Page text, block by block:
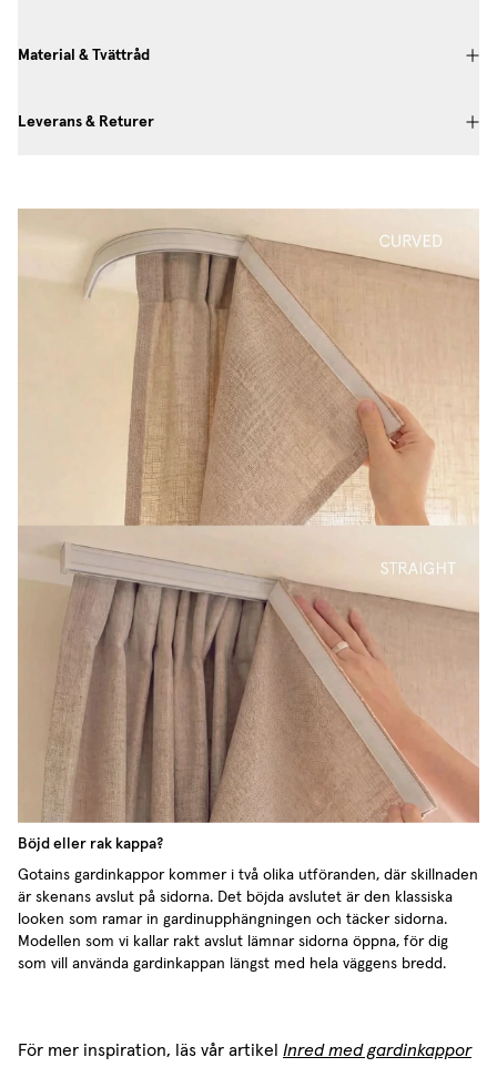
Material & Tvättråd
Leverans & Returer
Böjd eller rak kappa?
Gotains gardinkappor kommer i två olika utföranden, där skillnaden
är skenans avslut på sidorna. Det böjda avslutet är den klassiska
looken som ramar in gardinupphängningen och täcker sidorna.
Modellen som vi kallar rakt avslut lämnar sidorna öppna, för dig
som vill använda gardinkappan längst med hela väggens bredd.
För mer inspiration, läs vår artikel Inred med gardinkappor